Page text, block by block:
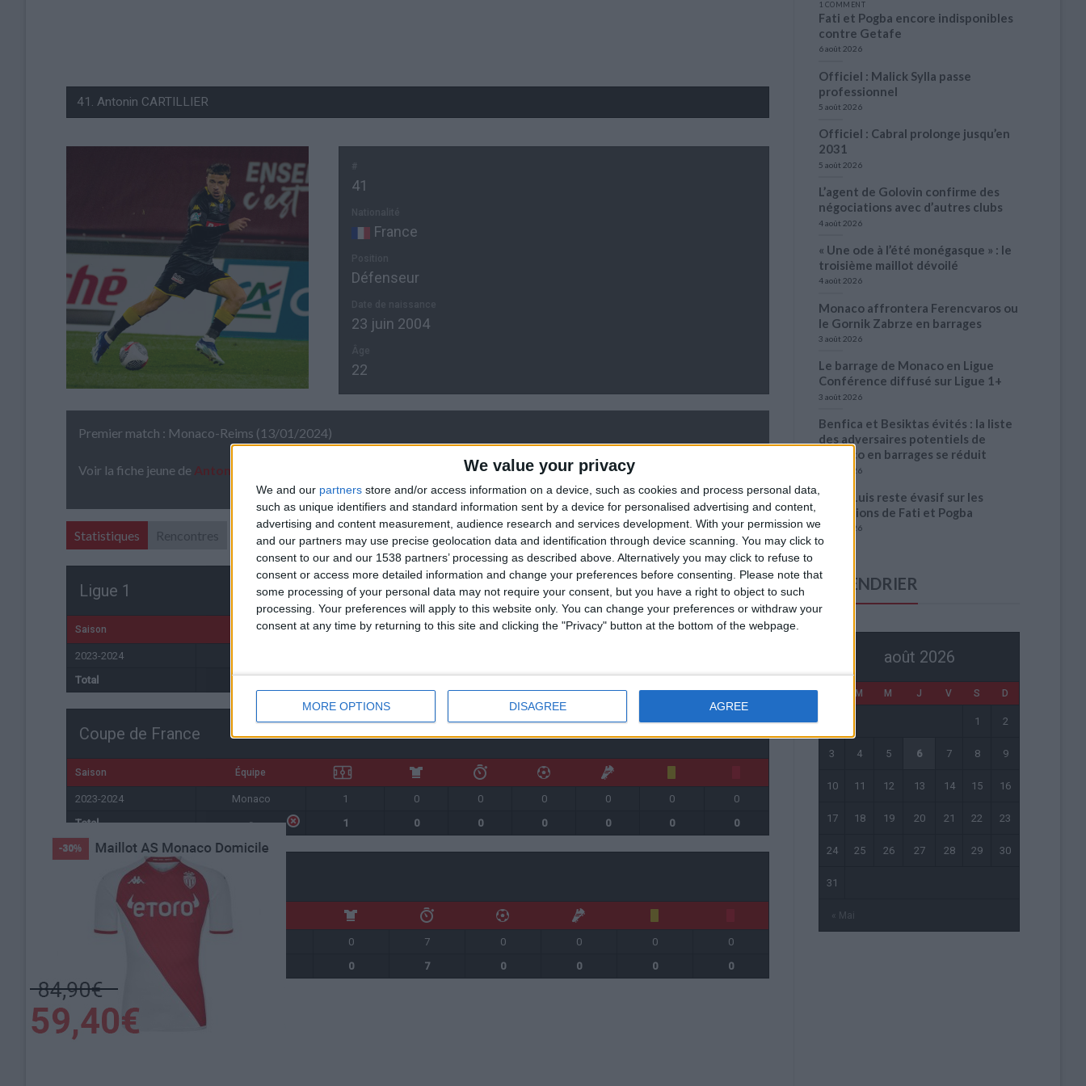
We value your privacy
We and our partners store and/or access information on a device, such as cookies and process personal data,
such as unique identifiers and standard information sent by a device for personalised advertising and content,
advertising and content measurement, audience research and services development. With your permission we
and our partners may use precise geolocation data and identification through device scanning. You may click to
consent to our and our 1538 partners’ processing as described above. Alternatively you may click to refuse to
consent or access more detailed information and change your preferences before consenting.
Please note that
some processing of your personal data may not require your consent, but you have a right to object to such
processing. Your preferences will apply to this website only. You can change your preferences or withdraw your
consent at any time by returning to this site and clicking the "Privacy" button at the bottom of the webpage.
MORE OPTIONS DISAGREE AGREE
41
France
Défenseur
23 juin 2004
22
Premier match : Monaco-Reims (13/01/2024)
Voir la fiche jeune de Antonin Cartillier
Statistiques Rencontres
Ligue 1
Saison Équipe
2023-2024
Total
- 1 0 7 0 0 0 0
Coupe de France
Saison Équipe
2023-2024 Monaco 1 0 0 0 0 0
0
Total
- 1 0 0 0 0 0 0
0 7 0 0 0
0
0 7 0 0 0 0
1 COMMENT
Fati et Pogba encore indisponibles
contre Getafe
6 août 2026
Officiel : Malick Sylla passe
professionnel
5 août 2026
Officiel : Cabral prolonge jusqu’en
2031
5 août 2026
L’agent de Golovin confirme des
négociations avec d’autres clubs
4 août 2026
« Une ode à l’été monégasque » : le
troisième maillot dévoilé
4 août 2026
Monaco affrontera Ferencvaros ou
le Gornik Zabrze en barrages
3 août 2026
Le barrage de Monaco en Ligue
Conférence diffusé sur Ligue 1+
3 août 2026
Benfica et Besiktas évités : la liste
des adversaires potentiels de
Monaco en barrages se réduit
3 août 2026
Filipe Luis reste évasif sur les
conditions de Fati et Pogba
1 août 2026
CALENDRIER
août 2026
M M J V S D
« Mai
1 2
3 4 5 6 7 8 9
10 11 12 13 14 15 16
17 18 19 20 21 22 23
24 25 26 27 28 29 30
31